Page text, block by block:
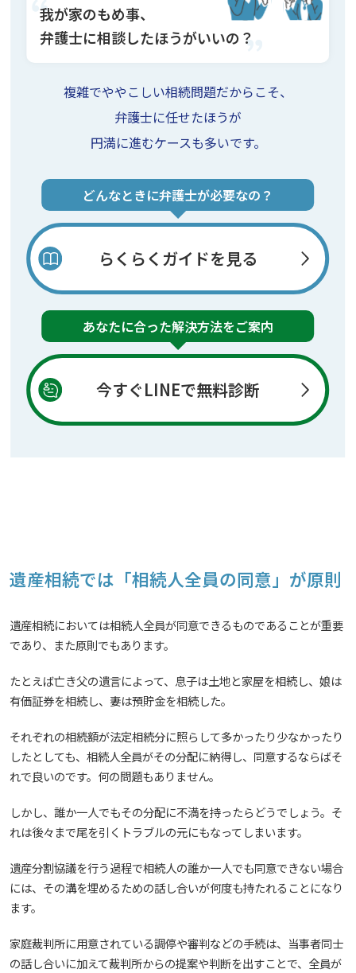
我が家のもめ事、
弁護士に相談したほうがいいの？
複雑でややこしい相続問題だからこそ、
弁護士に任せたほうが
円満に進むケースも多いです。
どんなときに弁護士が必要なの？
らくらくガイドを見る
あなたに合った解決方法をご案内
今すぐLINEで無料診断
遺産相続では「相続人全員の同意」が原則
遺産相続においては相続人全員が同意できるものであることが重要
であり、また原則でもあります。
たとえば亡き父の遺言によって、息子は土地と家屋を相続し、娘は
有価証券を相続し、妻は預貯金を相続した。
それぞれの相続額が法定相続分に照らして多かったり少なかったり
したとしても、相続人全員がその分配に納得し、同意するならばそ
れで良いのです。何の問題もありません。
しかし、誰か一人でもその分配に不満を持ったらどうでしょう。そ
れは後々まで尾を引くトラブルの元にもなってしまいます。
遺産分割協議を行う過程で相続人の誰か一人でも同意できない場合
には、その溝を埋めるための話し合いが何度も持たれることになり
ます。
家庭裁判所に用意されている調停や審判などの手続は、当事者同士
の話し合いに加えて裁判所からの提案や判断を出すことで、全員が